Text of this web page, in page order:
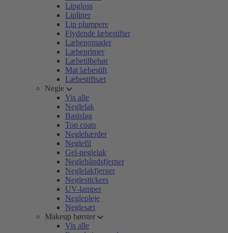
Lipgloss
Lipliner
Lip plumpere
Flydende læbestifter
Læbepomader
Læbeprimer
Læbetilbehør
Mat læbestift
Læbestiftsæt
Negle
Vis alle
Neglelak
Basislag
Top coats
Neglehærder
Neglefil
Gel-neglelak
Neglebåndsfjerner
Neglelakfjerner
Neglestickers
UV-lamper
Neglepleje
Neglesæt
Makeup børster
Vis alle